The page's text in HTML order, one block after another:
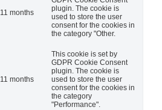
11 months
plugin. The cookie is
used to store the user
consent for the cookies in
the category "Other.
11 months
This cookie is set by
GDPR Cookie Consent
plugin. The cookie is
used to store the user
consent for the cookies in
the category
"Performance".